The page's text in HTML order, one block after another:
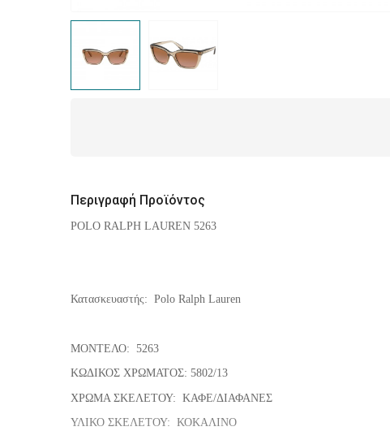
Περιγραφή Προϊόντος
POLO RALPH LAUREN 5263
Κατασκευαστής: Polo Ralph Lauren
ΜΟΝΤΕΛΟ: 5263
ΚΩΔΙΚΟΣ ΧΡΩΜΑΤΟΣ: 5802/13
ΧΡΩΜΑ ΣΚΕΛΕΤΟΥ: ΚΑΦΕ/ΔΙΑΦΑΝΕΣ
ΥΛΙΚΟ ΣΚΕΛΕΤΟΥ: ΚΟΚΑΛΙΝΟ